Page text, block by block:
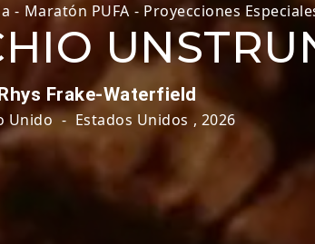
- Maratón PUFA - Proyecciones
Frake-Waterfield
Unido - Estados Unidos , 2026